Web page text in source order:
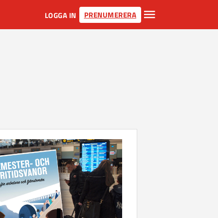
LOGGA IN PRENUMERERA